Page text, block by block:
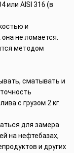
или AISI 316 (в
и
не ломается.
методом
сматывать и
с грузом 2 кг.
для замера
на нефтебазах,
и других